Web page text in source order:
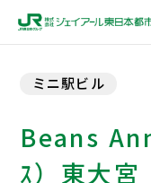
ミニ駅ビル
Beans
ｽ）東大宮